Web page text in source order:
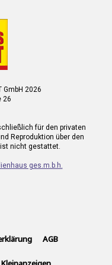
GmbH 2026
26
für den privaten
Reproduktion über den
nicht gestattet.
ges.m.b.h.
AGB